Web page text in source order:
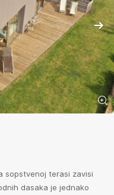
sopstvenoj terasi zavisi
dasaka je jednako